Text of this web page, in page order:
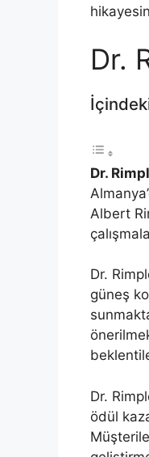
Dr.
Dr.
Albert
Dr.
güneş
Dr.
ödül